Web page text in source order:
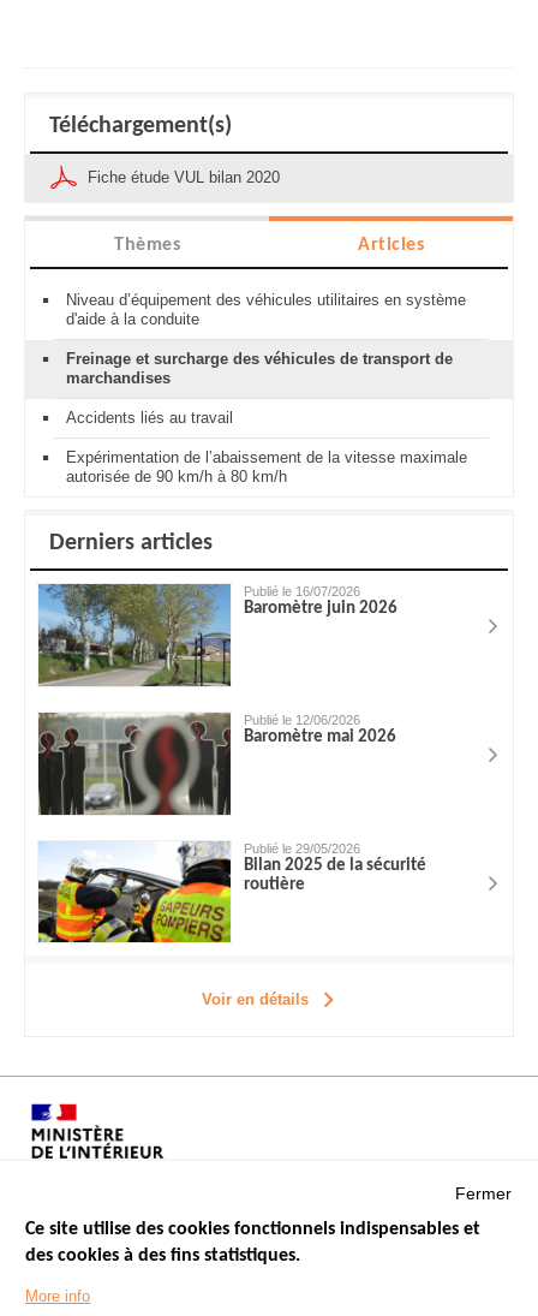
Téléchargement(s)
Fiche étude VUL bilan 2020
Thèmes Articles
Niveau d’équipement des véhicules utilitaires en système
d'aide à la conduite
Freinage et surcharge des véhicules de transport de
marchandises
Accidents liés au travail
Expérimentation de l’abaissement de la vitesse maximale
autorisée de 90 km/h à 80 km/h
Derniers articles
Publié le 16/07/2026
Baromètre juin 2026
Publié le 12/06/2026
Baromètre mai 2026
Publié le 29/05/2026
Bilan 2025 de la sécurité
routière
Voir en détails
Menu
Footer
LES SITES PUBLICS
Fermer
Ce site utilise des cookies fonctionnels indispensables et
des cookies à des fins statistiques.
More info